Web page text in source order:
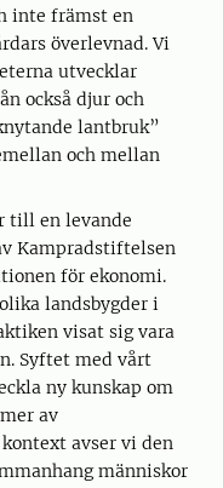
inte främst en
överlevnad. Vi
utvecklar
också djur och
lantbruk”
och mellan
till en levande
Kampradstiftelsen
för ekonomi.
landsbygder i
visat sig vara
Syftet med vårt
ny kunskap om
av
avser vi den
människor